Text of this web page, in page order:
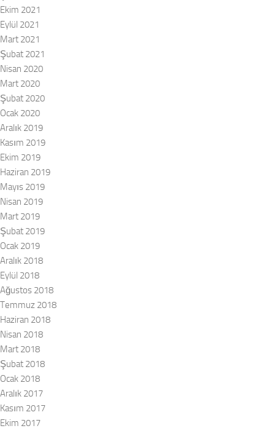
Ekim 2021
Eylül 2021
Mart 2021
Şubat 2021
Nisan 2020
Mart 2020
Şubat 2020
Ocak 2020
Aralık 2019
Kasım 2019
Ekim 2019
Haziran 2019
Mayıs 2019
Nisan 2019
Mart 2019
Şubat 2019
Ocak 2019
Aralık 2018
Eylül 2018
Ağustos 2018
Temmuz 2018
Haziran 2018
Nisan 2018
Mart 2018
Şubat 2018
Ocak 2018
Aralık 2017
Kasım 2017
Ekim 2017